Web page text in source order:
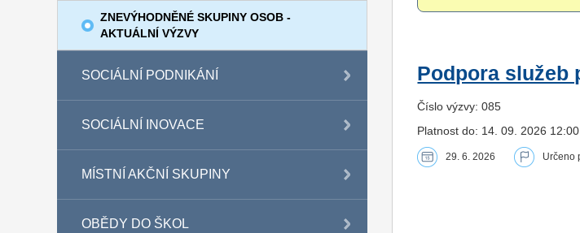
ZNEVÝHODNĚNÉ SKUPINY OSOB -
AKTUÁLNÍ VÝZVY
SOCIÁLNÍ PODNIKÁNÍ
SOCIÁLNÍ INOVACE
MÍSTNÍ AKČNÍ SKUPINY
OBĚDY DO ŠKOL
Podpora služeb
Číslo výzvy: 085
Platnost do: 14. 09. 2026 12:00
29. 6. 2026 Určeno